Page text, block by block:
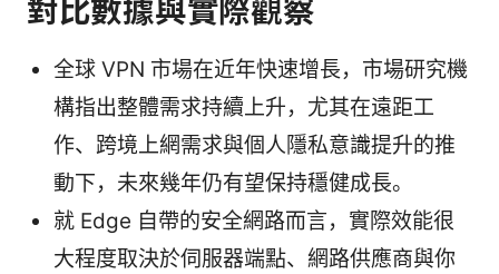
對比數據與實際觀察
全球 VPN 市場在近年快速增長，市場研究機
構指出整體需求持續上升，尤其在遠距工
作、跨境上網需求與個人隱私意識提升的推
動下，未來幾年仍有望保持穩健成長。
就 Edge 自帶的安全網路而言，實際效能很
大程度取決於伺服器端點、網路供應商與你